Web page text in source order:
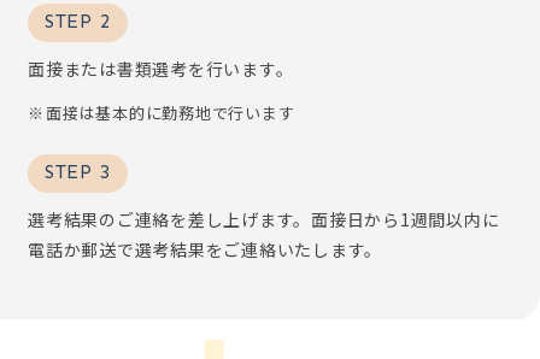
STEP 2
面接または書類選考を行います。
面接は基本的に勤務地で行います
STEP 3
選考結果のご連絡を差し上げます。面接日から1週間以内に
電話か郵送で選考結果をご連絡いたします。